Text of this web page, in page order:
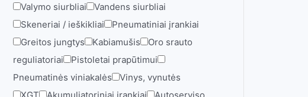
Valymo siurbliai
Vandens siurbliai
Skeneriai / ieškikliai
Pneumatiniai įrankiai
Greitos jungtys
Kabiamušis
Oro srauto
reguliatoriai
Pistoletai prapūtimui
Pneumatinės viniakalės
Vinys, vynutės